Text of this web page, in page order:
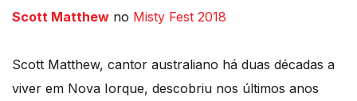
Scott Matthew no Misty Fest 2018
Scott Matthew, cantor australiano há duas décadas a
viver em Nova Iorque, descobriu nos últimos anos